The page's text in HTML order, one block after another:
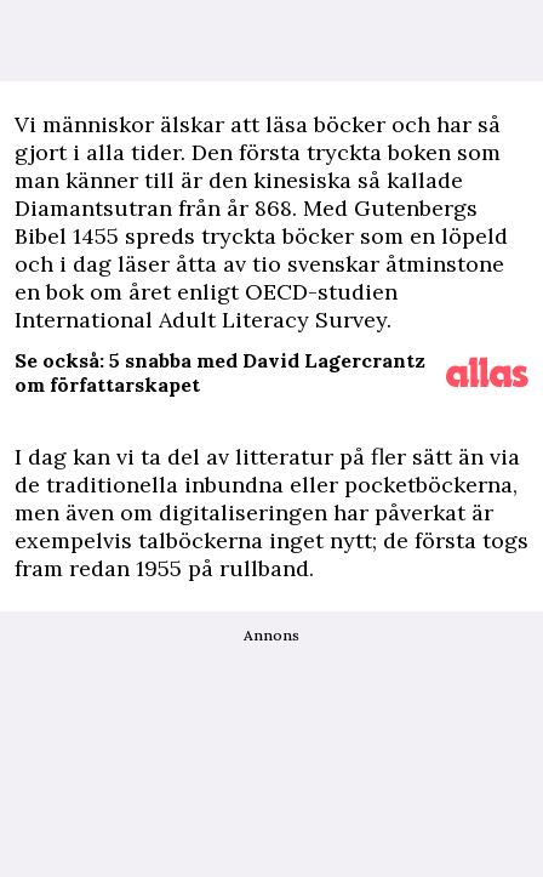
Vi människor älskar att läsa böcker och har så
gjort i alla tider. Den första tryckta boken som
man känner till är den kinesiska så kallade
Diamantsutran från år 868. Med Gutenbergs
Bibel 1455 spreds tryckta böcker som en löpeld
och i dag läser åtta av tio svenskar åtminstone
en bok om året enligt OECD-studien
International Adult Literacy Survey.
Se också: 5 snabba med David Lagercrantz
om författarskapet
I dag kan vi ta del av litteratur på fler sätt än via
de traditionella inbundna eller pocketböckerna,
men även om digitaliseringen har påverkat är
exempelvis talböckerna inget nytt; de första togs
fram redan 1955 på rullband.
Annons